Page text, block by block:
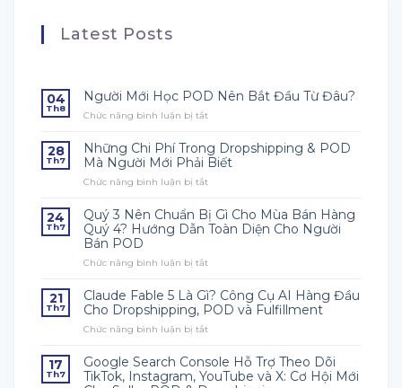
Latest Posts
04
Th8
Người Mới Học POD Nên Bắt Đầu Từ Đâu?
Chức năng bình luận bị tắt
Mới
Học
POD
Đầu
Từ
Đâu?
28
Th7
Những Chi Phí Trong Dropshipping & POD
Mà Người Mới Phải Biết
Chức năng bình luận bị tắt
Chi
Phí
Trong
Mà
Người
Mới
24
Th7
Quý 3 Nên Chuẩn Bị Gì Cho Mùa Bán Hàng
Quý 4? Hướng Dẫn Toàn Diện Cho Người
Bán POD
Chức năng bình luận bị tắt
3
Nên
Chuẩn
Cho
Mùa
Bán
21
Th7
Claude Fable 5 Là Gì? Công Cụ AI Hàng Đầu
Cho Dropshipping, POD và Fulfillment
Chức năng bình luận bị tắt
Fable
5
Là
17
Th7
Google Search Console Hỗ Trợ Theo Dõi
TikTok, Instagram, YouTube và X: Cơ Hội Mới